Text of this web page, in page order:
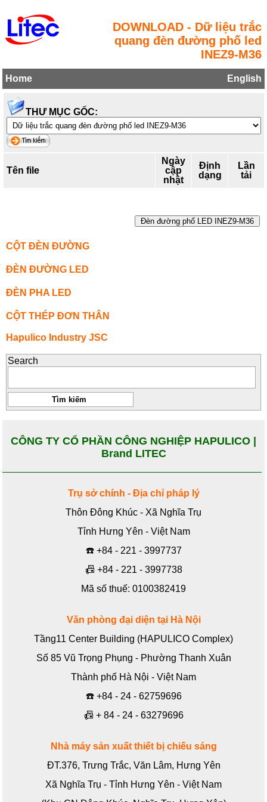
DOWNLOAD - Dữ liệu trắc
quang đèn đường phố led
INEZ9-M36
Home English
THƯ MỤC GỐC:
Tên file
Ngày
cập
nhật
Định
dạng
Lần
tải
Đèn đường phố LED INEZ9-M36
CỘT ĐÈN ĐƯỜNG
ĐÈN ĐƯỜNG LED
ĐÈN PHA LED
CỘT THÉP ĐƠN THÂN
Hapulico Industry JSC
Search
CÔNG TY CỔ PHẦN CÔNG NGHIỆP HAPULICO |
Brand LITEC
Trụ sở chính - Địa chỉ pháp lý
Thôn Đông Khúc - Xã Nghĩa Trụ
Tỉnh Hưng Yên - Việt Nam
☎️ +84 - 221 - 3997737
📠 +84 - 221 - 3997738
Mã số thuế: 0100382419
Văn phòng đại diện tại Hà Nội
Tầng11 Center Building (HAPULICO Complex)
Số 85 Vũ Trọng Phụng - Phường Thanh Xuân
Thành phố Hà Nội - Việt Nam
☎️ +84 - 24 - 62759696
📠 + 84 - 24 - 63279696
Nhà máy sản xuất thiết bị chiếu sáng
ĐT.376, Trưng Trắc, Văn Lâm, Hưng Yên
Xã Nghĩa Trụ - Tỉnh Hưng Yên - Việt Nam